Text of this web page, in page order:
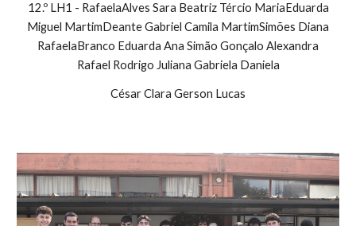
12.º LH1 - RafaelaAlves Sara Beatriz Tércio MariaEduarda
Miguel MartimDeante Gabriel Camila MartimSimões Diana
RafaelaBranco Eduarda Ana Simão Gonçalo Alexandra
Rafael Rodrigo Juliana Gabriela Daniela
César Clara Gerson Lucas